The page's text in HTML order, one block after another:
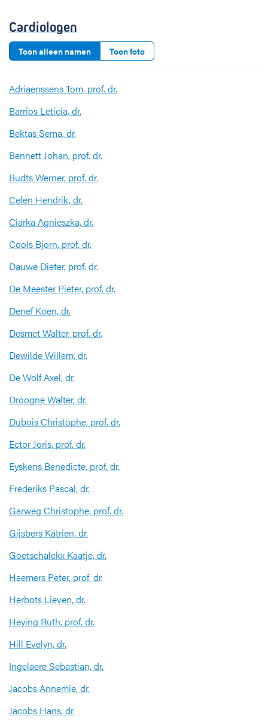
Cardiologen
Toon alleen namen Toon foto
Adriaenssens Tom, prof. dr.
Barrios Leticia, dr.
Bektas Sema, dr.
Bennett Johan, prof. dr.
Budts Werner, prof. dr.
Celen Hendrik, dr.
Ciarka Agnieszka, dr.
Cools Bjorn, prof. dr.
Dauwe Dieter, prof. dr.
De Meester Pieter, prof. dr.
Denef Koen, dr.
Desmet Walter, prof. dr.
Dewilde Willem, dr.
De Wolf Axel, dr.
Droogne Walter, dr.
Dubois Christophe, prof. dr.
Ector Joris, prof. dr.
Eyskens Benedicte, prof. dr.
Frederiks Pascal, dr.
Garweg Christophe, prof. dr.
Gijsbers Katrien, dr.
Goetschalckx Kaatje, dr.
Haemers Peter, prof. dr.
Herbots Lieven, dr.
Heying Ruth, prof. dr.
Hill Evelyn, dr.
Ingelaere Sebastian, dr.
Jacobs Annemie, dr.
Jacobs Hans, dr.